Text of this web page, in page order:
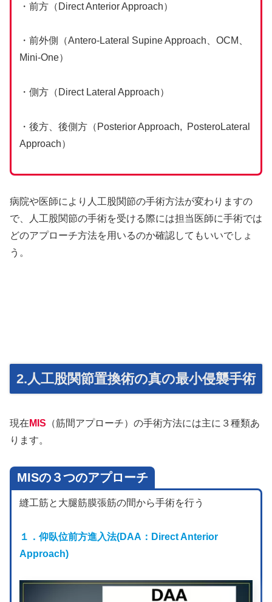
・前方（Direct Anterior Approach）
・前外側（Antero-Lateral Supine Approach、OCM、
Mini-One）
・側方（Direct Lateral Approach）
・後方、後側方（Posterior Approach, PosteroLateral
Approach）
病院や医師により人工股関節の手術方法が変わりますの
で、人工股関節の手術を受ける際には担当医師に手術では
どのアプローチ方法を用いるのか確認してもいいでしょ
う。
2.人工股関節置換術の真の最小侵襲手術
現在 MIS （筋間アプローチ）の手術方法には主に３種類あ
ります。
MISの３つのアプローチ
縫工筋と大腿筋膜張筋の間から手術を行う
１．仰臥位前方進入法(DAA：Direct Anterior
Approach)